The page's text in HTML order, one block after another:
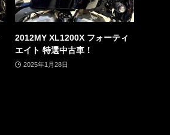
2012MY XL1200X フォーティ
エイト 特選中古車！
2025年1月28日